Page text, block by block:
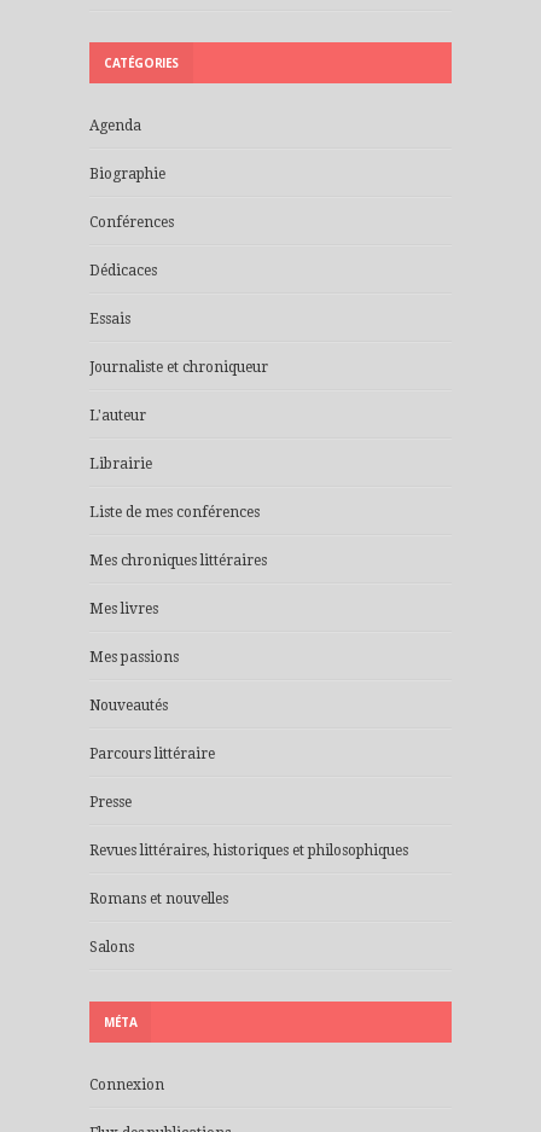
CATÉGORIES
Agenda
Biographie
Conférences
Dédicaces
Essais
Journaliste et chroniqueur
L'auteur
Librairie
Liste de mes conférences
Mes chroniques littéraires
Mes livres
Mes passions
Nouveautés
Parcours littéraire
Presse
Revues littéraires, historiques et philosophiques
Romans et nouvelles
Salons
MÉTA
Connexion